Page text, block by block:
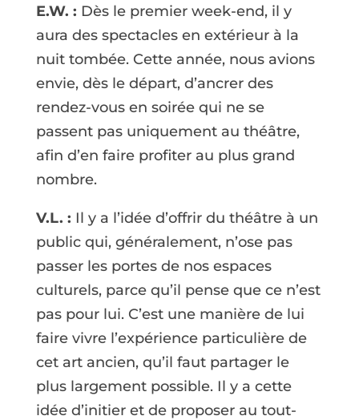
E.W. : Dès le premier week-end, il y
aura des spectacles en extérieur à la
nuit tombée. Cette année, nous avions
envie, dès le départ, d’ancrer des
rendez-vous en soirée qui ne se
passent pas uniquement au théâtre,
afin d’en faire profiter au plus grand
nombre.
V.L. : Il y a l’idée d’offrir du théâtre à un
public qui, généralement, n’ose pas
passer les portes de nos espaces
culturels, parce qu’il pense que ce n’est
pas pour lui. C’est une manière de lui
faire vivre l’expérience particulière de
cet art ancien, qu’il faut partager le
plus largement possible. Il y a cette
idée d’initier et de proposer au tout-